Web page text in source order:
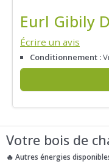
Eurl Gibily
Écrire un avis
Conditionnement :
Votre bois de
🔥 Autres énergies